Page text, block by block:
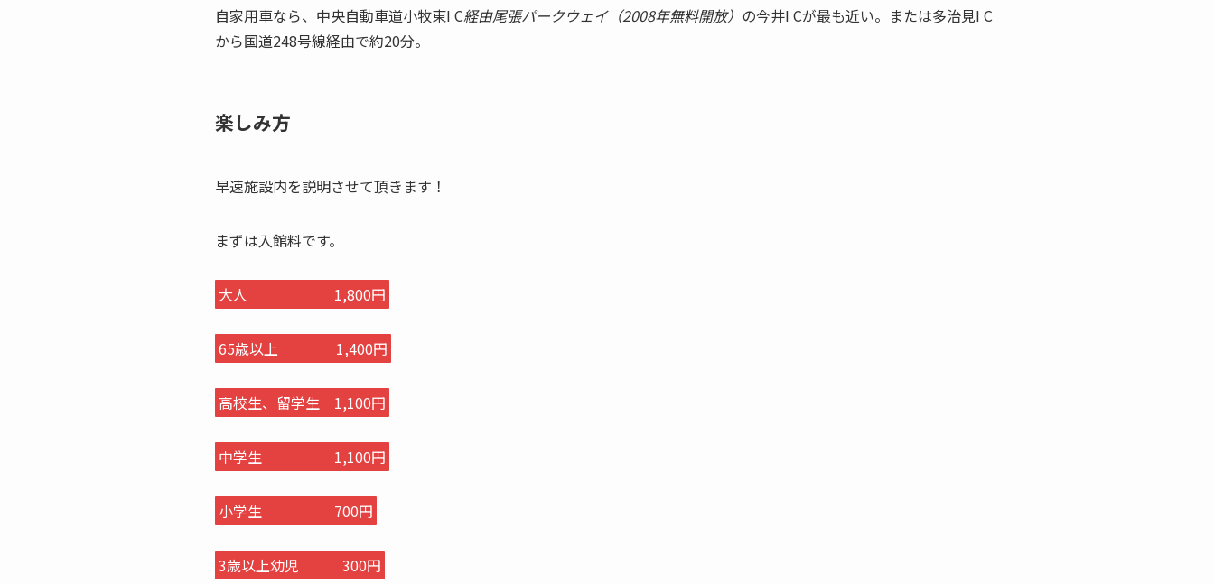
自家用車なら、中央自動車道小牧東I C経由尾張パークウェイ（2008年無料開放） の今井I Cが最も近い。または多治見I C
から国道248号線経由で約20分。
楽しみ方
早速施設内を説明させて頂きます！
まずは入館料です。
大人 1,800円
65歳以上 1,400円
高校生、留学生 1,100円
中学生 1,100円
小学生 700円
3歳以上幼児 300円